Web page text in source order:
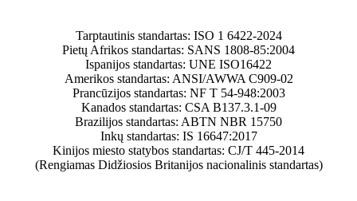
Tarptautinis standartas: ISO 1 6422-2024
Pietų Afrikos standartas: SANS 1808-85:2004
Ispanijos standartas: UNE ISO16422
Amerikos standartas: ANSI/AWWA C909-02
Prancūzijos standartas: NF T 54-948:2003
Kanados standartas: CSA B137.3.1-09
Brazilijos standartas: ABTN NBR 15750
Inkų standartas: IS 16647:2017
Kinijos miesto statybos standartas: CJ/T 445-2014
(Rengiamas Didžiosios Britanijos nacionalinis standartas)